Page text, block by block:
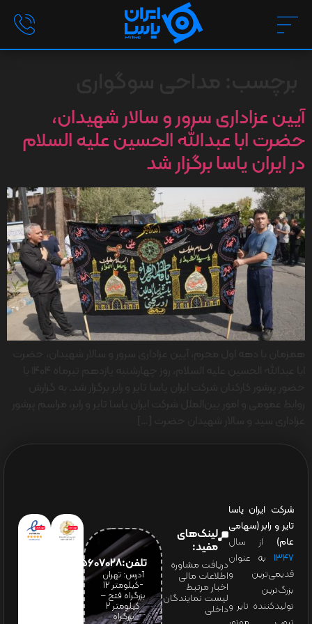
آیین عزاداری سرور و سالار شهیدان،
حضرت ابا عبدالله الحسین علیه السلام
در ایران یاسا برگزار شد
شرکت ایران یاسا
تایر و رابر (سهامی
عام) از سال
۱۳۴۷ به عنوان
قدیمی‌ترین و
بزرگ‌ترین
تولیدکننده تایر و
لینک‌های
مفید:
دریافت مشاوره
اطلاعات مالی
اخبار مرتبط
لیست نمایندگان
داخلی
تلفن:65607028(021)
آدرس: تهران
-کیلومتر 12
بزرگراه فتح –
کیلومتر ۲
بزرگراه